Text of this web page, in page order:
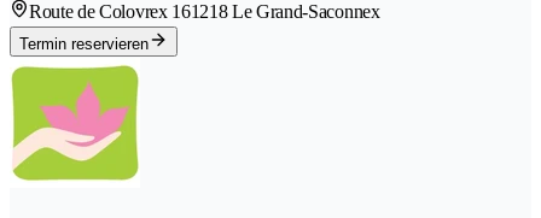
Route de Colovrex 161218 Le Grand-Saconnex
Termin reservieren